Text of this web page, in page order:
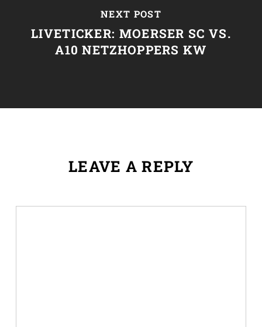
NEXT POST
LIVETICKER: MOERSER SC VS.
A10 NETZHOPPERS KW
LEAVE A REPLY